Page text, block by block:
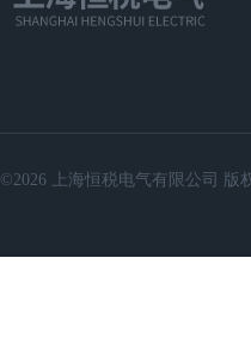
©2026 上海恒税电气有限公司 版